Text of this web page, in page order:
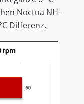
Noctua NH-
Differenz.